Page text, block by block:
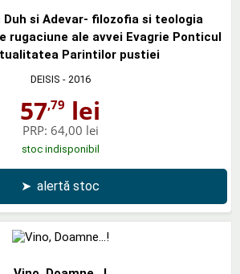
Duh si Adevar- filozofia si teologia
rugaciune ale avvei Evagrie Ponticul
Parintilor pustiei
DEISIS - 2016
57,79 lei
PRP: 64,00 lei
stoc indisponibil
➤ alertă stoc